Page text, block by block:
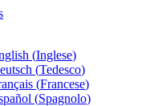
(Inglese)
(Tedesco)
(Francese)
(Spagnolo)